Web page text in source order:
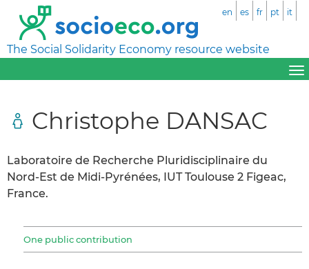
The Social Solidarity Economy resource website
en es fr pt it
Christophe DANSAC
Laboratoire de Recherche Pluridisciplinaire du
Nord-Est de Midi-Pyrénées, IUT Toulouse 2 Figeac,
France.
One public contribution